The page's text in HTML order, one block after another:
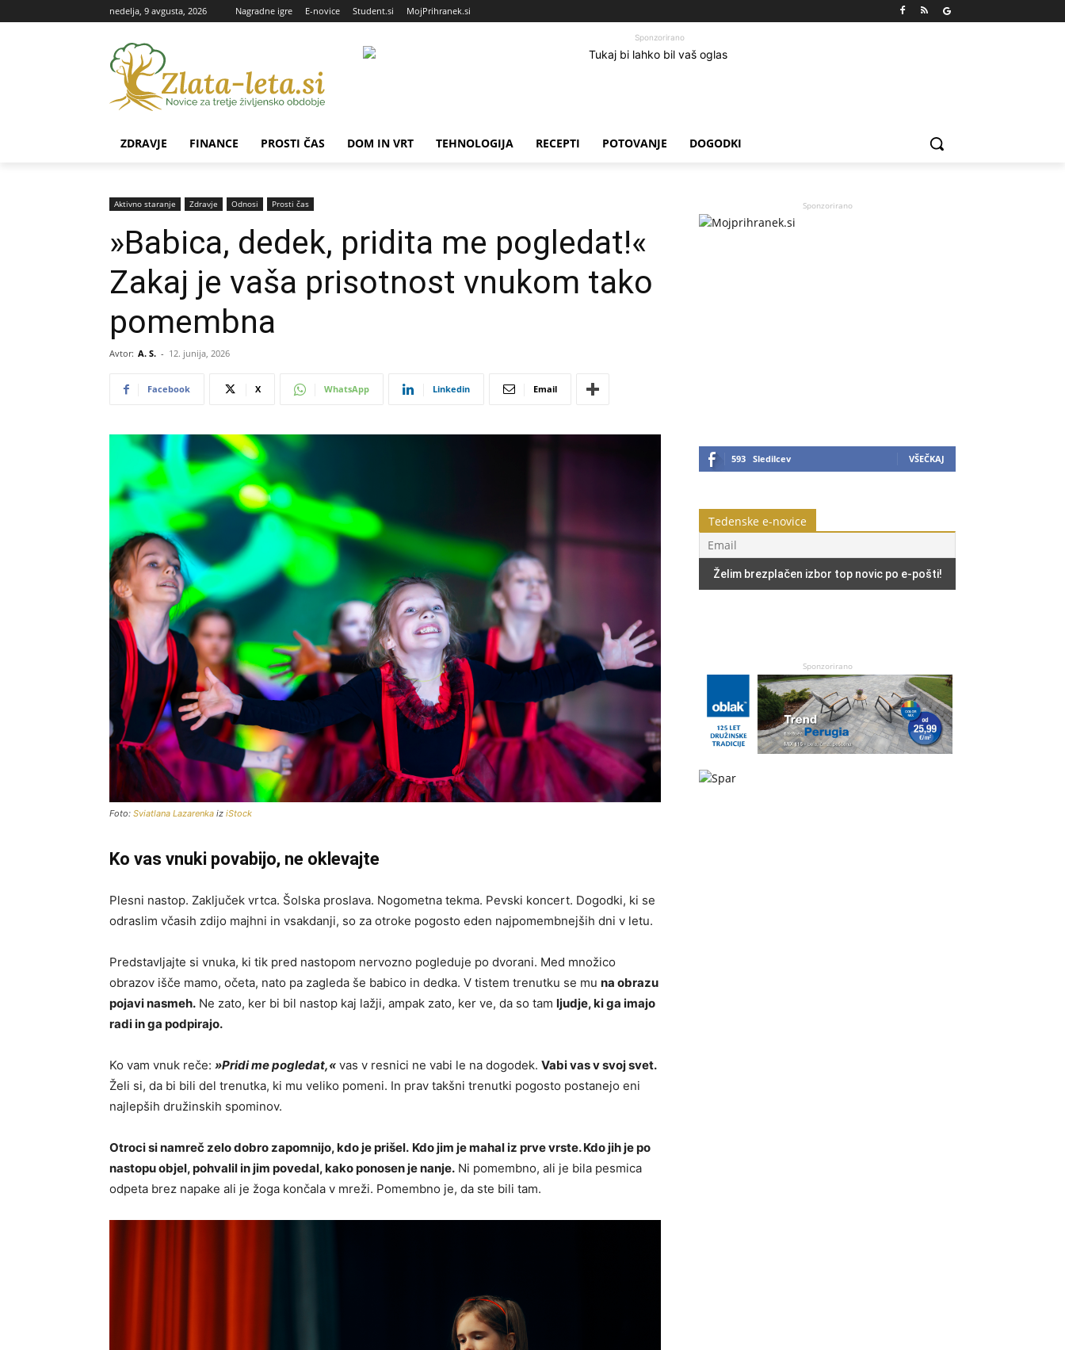
nedelja, 9 avgusta, 2026 Nagradne igre E-novice Student.si MojPrihranek.si
Sponzorirano
ZDRAVJE FINANCE PROSTI ČAS DOM IN VRT TEHNOLOGIJA RECEPTI POTOVANJE DOGODKI
Aktivno staranje Zdravje Odnosi Prosti čas
»Babica, dedek, pridita me pogledat!«
Zakaj je vaša prisotnost vnukom tako
pomembna
Avtor: A. S. - 12. junija, 2026
Facebook X WhatsApp Linkedin Email
Foto: Sviatlana Lazarenka iz iStock
Ko vas vnuki povabijo, ne oklevajte
Plesni nastop. Zaključek vrtca. Šolska proslava. Nogometna tekma. Pevski koncert. Dogodki, ki se
odraslim včasih zdijo majhni in vsakdanji, so za otroke pogosto eden najpomembnejših dni v letu.
Predstavljajte si vnuka, ki tik pred nastopom nervozno pogleduje po dvorani. Med množico
obrazov išče mamo, očeta, nato pa zagleda še babico in dedka. V tistem trenutku se mu na obrazu
pojavi nasmeh. Ne zato, ker bi bil nastop kaj lažji, ampak zato, ker ve, da so tam ljudje, ki ga imajo
radi in ga podpirajo.
Ko vam vnuk reče: »Pridi me pogledat,« vas v resnici ne vabi le na dogodek. Vabi vas v svoj svet.
Želi si, da bi bili del trenutka, ki mu veliko pomeni. In prav takšni trenutki pogosto postanejo eni
najlepših družinskih spominov.
Otroci si namreč zelo dobro zapomnijo, kdo je prišel. Kdo jim je mahal iz prve vrste. Kdo jih je po
nastopu objel, pohvalil in jim povedal, kako ponosen je nanje. Ni pomembno, ali je bila pesmica
odpeta brez napake ali je žoga končala v mreži. Pomembno je, da ste bili tam.
Sponzorirano
593 Sledilcev VŠEČKAJ
Tedenske e-novice
Sponzorirano